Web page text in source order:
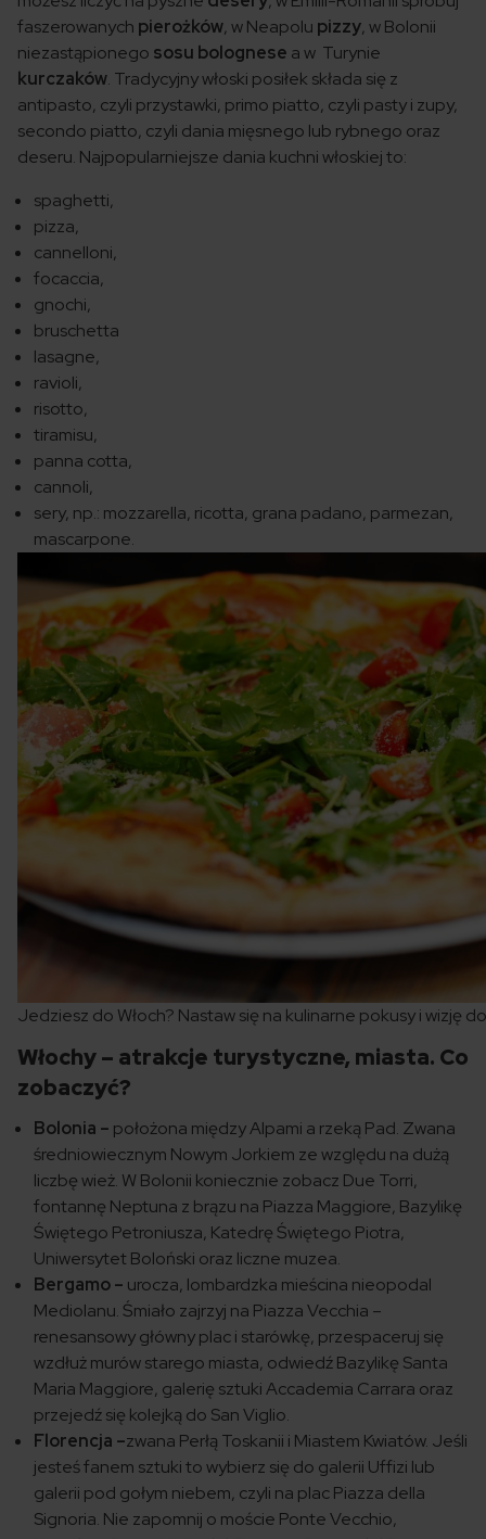
faszerowanych pierożków, w Neapolu pizzy, w Bolonii
niezastąpionego sosu bolognese a w Turynie
kurczaków. Tradycyjny włoski posiłek składa się z
antipasto, czyli przystawki, primo piatto, czyli pasty i zupy,
secondo piatto, czyli dania mięsnego lub rybnego oraz
deseru. Najpopularniejsze dania kuchni włoskiej to:
spaghetti,
pizza,
cannelloni,
focaccia,
gnochi,
bruschetta
lasagne,
ravioli,
risotto,
tiramisu,
panna cotta,
cannoli,
sery, np.: mozzarella, ricotta, grana padano, parmezan,
mascarpone.
Jedziesz do Włoch? Nastaw się na kulinarne pokusy i wizję
Włochy – atrakcje turystyczne, miasta. Co
zobaczyć?
Bolonia – położona między Alpami a rzeką Pad. Zwana
średniowiecznym Nowym Jorkiem ze względu na dużą
liczbę wież. W Bolonii koniecznie zobacz Due Torri,
fontannę Neptuna z brązu na Piazza Maggiore, Bazylikę
Świętego Petroniusza, Katedrę Świętego Piotra,
Uniwersytet Boloński oraz liczne muzea.
Bergamo – urocza, lombardzka mieścina nieopodal
Mediolanu. Śmiało zajrzyj na Piazza Vecchia –
renesansowy główny plac i starówkę, przespaceruj się
wzdłuż murów starego miasta, odwiedź Bazylikę Santa
Maria Maggiore, galerię sztuki Accademia Carrara oraz
przejedź się kolejką do San Viglio.
Florencja –zwana Perłą Toskanii i Miastem Kwiatów. Jeśli
jesteś fanem sztuki to wybierz się do galerii Uffizi lub
galerii pod gołym niebem, czyli na plac Piazza della
Signoria. Nie zapomnij o moście Ponte Vecchio,